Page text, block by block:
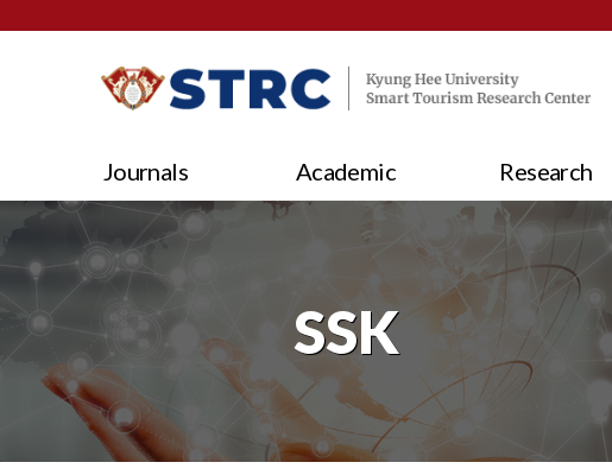
Journals Academic Research
SSK